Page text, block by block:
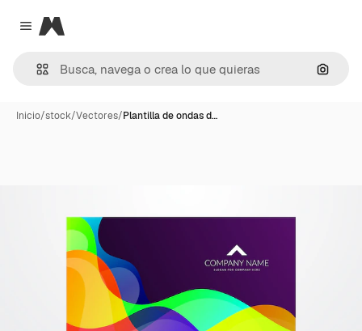
Close menu
Magnific
Inicio/stock/Vectores/Plantilla de ondas d…